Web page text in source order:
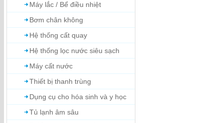
Máy lắc / Bể điều nhiệt
Bơm chân không
Hệ thống cất quay
Hệ thống lọc nước siêu sạch
Máy cất nước
Thiết bị thanh trùng
Dụng cụ cho hóa sinh và y học
Tủ lạnh âm sâu